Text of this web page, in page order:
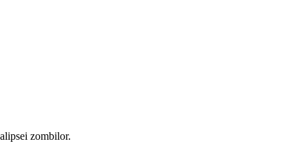
zombilor.